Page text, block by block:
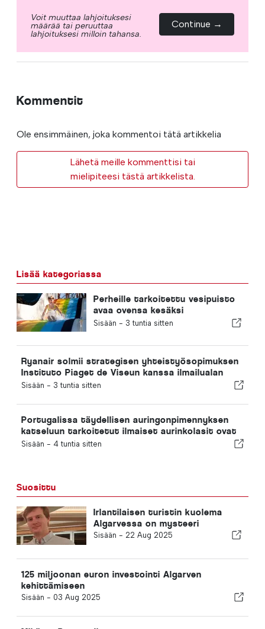
Voit muuttaa lahjoituksesi
määrää tai peruuttaa
lahjoituksesi milloin tahansa.
Continue →
Kommentit
Ole ensimmäinen, joka kommentoi tätä artikkelia
Lähetä meille kommenttisi tai
mielipiteesi tästä artikkelista.
Lisää kategoriassa
Perheille tarkoitettu vesipuisto
avaa ovensa kesäksi
Portugalissa, ja liput maksavat 2
Sisään - 3 tuntia sitten
Ryanair solmii strategisen yhteistyösopimuksen
Instituto Piaget de Viseun kanssa ilmailualan
koulutuksen järjestämiseksi Portugalissa
Sisään - 3 tuntia sitten
Portugalissa täydellisen auringonpimennyksen
katseluun tarkoitetut ilmaiset aurinkolasit ovat
loppuneet
Sisään - 4 tuntia sitten
Suosittu
Irlantilaisen turistin kuolema
Algarvessa on mysteeri
Sisään - 22 Aug 2025
125 miljoonan euron investointi Algarven
kehittämiseen
Sisään - 03 Aug 2025